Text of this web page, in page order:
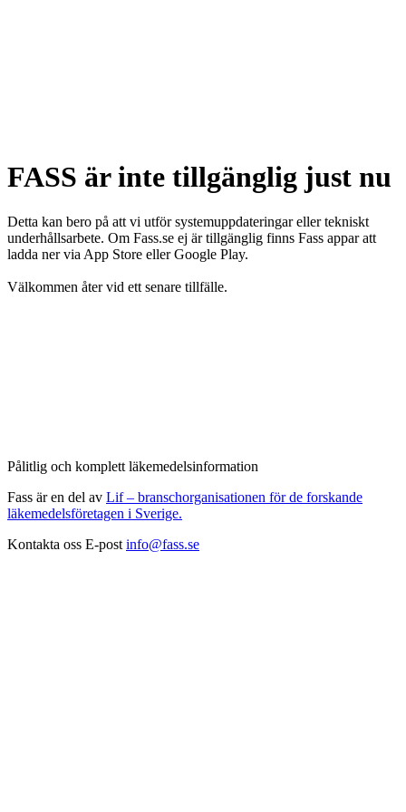
FASS är inte tillgänglig just nu
Detta kan bero på att vi utför systemuppdateringar eller tekniskt
underhållsarbete. Om Fass.se ej är tillgänglig finns Fass appar att
ladda ner via App Store eller Google Play.
Välkommen åter vid ett senare tillfälle.
Pålitlig och komplett läkemedelsinformation
Fass är en del av Lif – branschorganisationen för de forskande
läkemedelsföretagen i Sverige.
Kontakta oss E-post info@fass.se